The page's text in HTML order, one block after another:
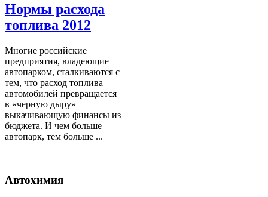
Нормы расхода
топлива 2012
Многие российские
предприятия, владеющие
автопарком, сталкиваются с
тем, что расход топлива
автомобилей превращается
в «черную дыру»
выкачивающую финансы из
бюджета. И чем больше
автопарк, тем больше ...
Автохимия